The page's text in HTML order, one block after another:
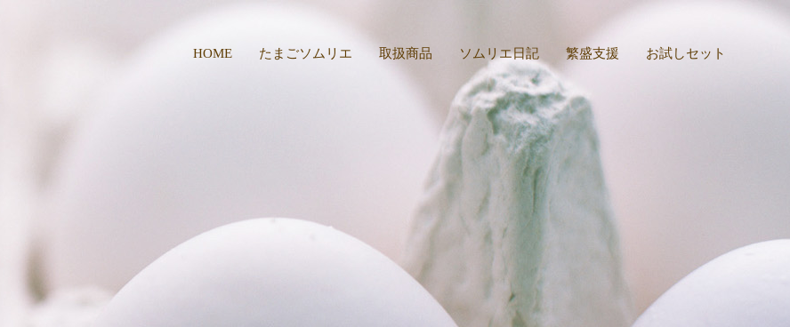
HOME たまごソムリエ 取扱商品 ソムリエ日記 繁盛支援 お試しセット